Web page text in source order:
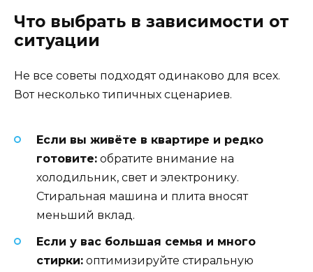
Что выбрать в зависимости от
ситуации
Не все советы подходят одинаково для всех.
Вот несколько типичных сценариев.
Если вы живёте в квартире и редко
готовите: обратите внимание на
холодильник, свет и электронику.
Стиральная машина и плита вносят
меньший вклад.
Если у вас большая семья и много
стирки: оптимизируйте стиральную